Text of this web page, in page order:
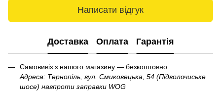
Написати відгук
Доставка Оплата Гарантія
Самовивіз з нашого магазину — безкоштовно.
Адреса: Тернопіль, вул. Смиковецька, 54 (Підволочиське
шосе) навпроти заправки WOG